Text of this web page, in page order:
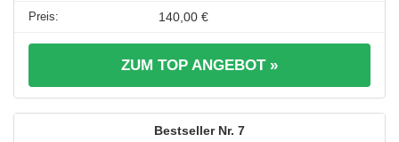
140,00 €
ZUM TOP ANGEBOT »
7